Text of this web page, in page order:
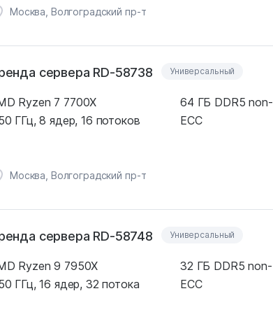
Москва, Волгоградский пр-т
сервера RD-58738 Универсальный
Ryzen 7 7700X
ГГц, 8 ядер, 16 потоков
64 ГБ DDR5 non-
ECC
Москва, Волгоградский пр-т
сервера RD-58748 Универсальный
Ryzen 9 7950X
ГГц, 16 ядер, 32 потока
32 ГБ DDR5 non-
ECC